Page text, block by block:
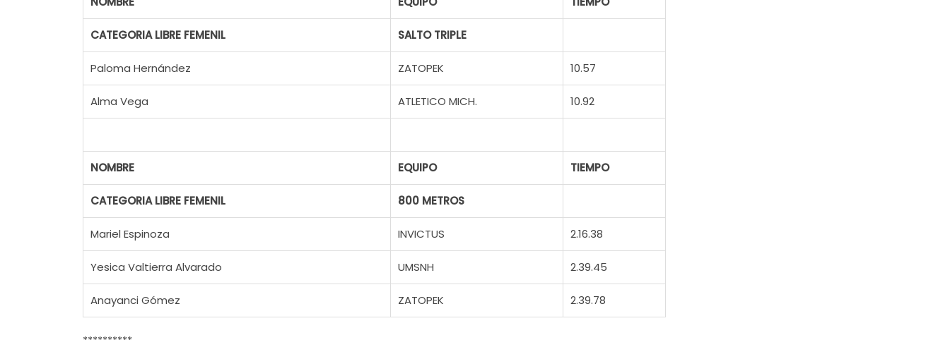
CATEGORIA LIBRE FEMENIL SALTO TRIPLE
Paloma Hernández ZATOPEK 10.57
Alma Vega ATLETICO MICH. 10.92
NOMBRE EQUIPO TIEMPO
CATEGORIA LIBRE FEMENIL 800 METROS
Mariel Espinoza INVICTUS 2.16.38
Yesica Valtierra Alvarado UMSNH 2.39.45
Anayanci Gómez ZATOPEK 2.39.78
**********